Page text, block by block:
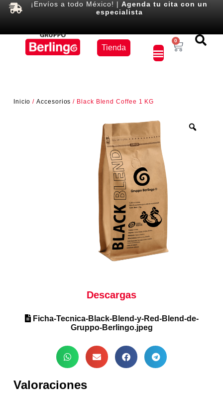
¡Envíos a todo México! |Agenda tu cita con un
especialista
Tienda
0
Inicio /Accesorios / Black Blend Coffee 1 KG
Descargas
Ficha-Tecnica-Black-Blend-y-Red-Blend-de-
Gruppo-Berlingo.jpeg
Valoraciones